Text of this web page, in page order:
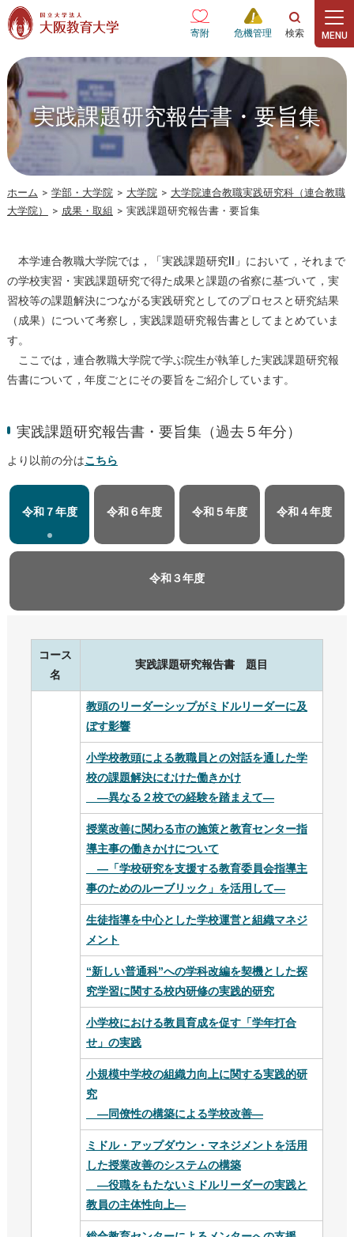
本文へ
寄附 危機管理
実践課題研究報告書・要旨集
ホーム > 学部・大学院 > 大学院 > 大学院連合教職実践研究科（連合教職
大学院）
> 成果・取組 > 実践課題研究報告書・要旨集
本学連合教職大学院では，「実践課題研究II」において，それまで
の学校実習・実践課題研究で得た成果と課題の省察に基づいて，実
習校等の課題解決につながる実践研究としてのプロセスと研究結果
（成果）について考察し，実践課題研究報告書としてまとめていま
す。
ここでは，連合教職大学院で学ぶ院生が執筆した実践課題研究報
告書について，年度ごとにその要旨をご紹介しています。
実践課題研究報告書・要旨集（過去５年分）
より以前の分はこちら
令和７年度 令和６年度 令和５年度 令和４年度
令和３年度
コース
名
実践課題研究報告書 題目
教頭のリーダーシップがミドルリーダーに及
ぼす影響
小学校教頭による教職員との対話を通した学
校の課題解決にむけた働きかけ
―異なる２校での経験を踏まえて―
授業改善に関わる市の施策と教育センター指
導主事の働きかけについて
—「学校研究を支援する教育委員会指導主
事のためのルーブリック」を活用して—
生徒指導を中心とした学校運営と組織マネジ
メント
“新しい普通科”への学科改編を契機とした探
究学習に関する校内研修の実践的研究
小学校における教員育成を促す「学年打合
せ」の実践
小規模中学校の組織力向上に関する実践的研
究
—同僚性の構築による学校改善—
ミドル・アップダウン・マネジメントを活用
した授業改善のシステムの構築
—役職をもたないミドルリーダーの実践と
教員の主体性向上—